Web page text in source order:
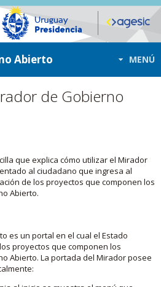
Abierto MENÚ
de Gobierno
que explica cómo utilizar el Mirador
al ciudadano que ingresa al
de los proyectos que componen los
Abierto.
es un portal en el cual el Estado
proyectos que componen los
Abierto. La portada del Mirador posee